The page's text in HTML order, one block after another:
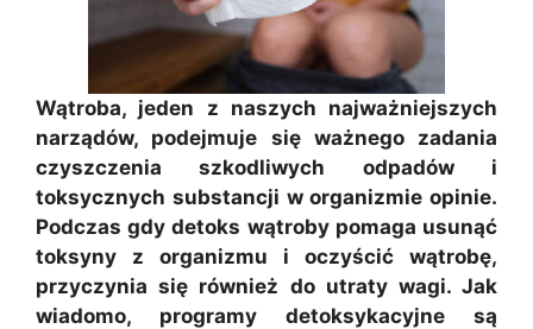
Wątroba, jeden z naszych najważniejszych
narządów, podejmuje się ważnego zadania
czyszczenia szkodliwych odpadów i
toksycznych substancji w organizmie opinie.
Podczas gdy detoks wątroby pomaga usunąć
toksyny z organizmu i oczyścić wątrobę,
przyczynia się również do utraty wagi. Jak
wiadomo, programy detoksykacyjne są